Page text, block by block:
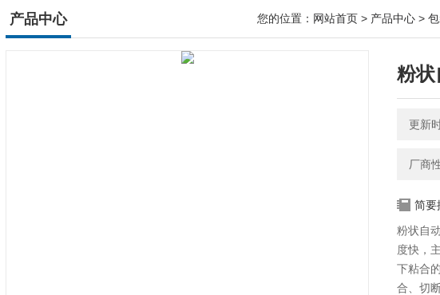
产品中心 您的位置： 网站首页 > 产品中心 >
粉状
更新
厂商
简要
粉状自
度快，
下粘合
合、切